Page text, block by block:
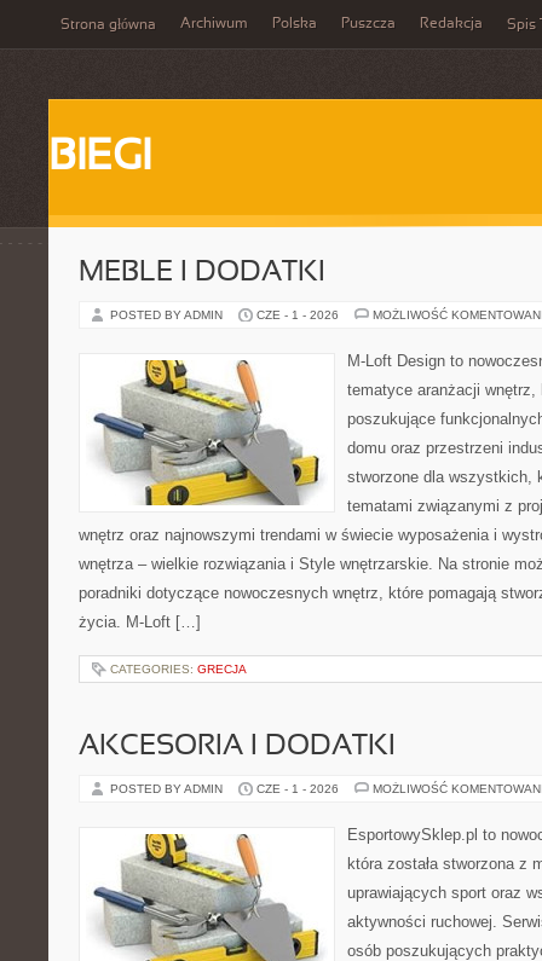
Strona główna Archiwum Polska Puszcza Redakcja Spis
BIEGI
MEBLE I DODATKI
POSTED BY ADMIN CZE - 1 - 2026 MOŻLIWOŚĆ
M-Loft Design to
tematyce aranżacji
poszukujące
domu oraz przestrzeni
stworzone dla wszystkich,
tematami związanymi z
wnętrz oraz najnowszymi trendami w świecie wyposażenia i
wnętrza – wielkie rozwiązania i Style wnętrzarskie. Na stronie
poradniki dotyczące nowoczesnych wnętrz, które pomagają
życia. M-Loft […]
CATEGORIES: GRECJA
AKCESORIA I DODATKI
POSTED BY ADMIN CZE - 1 - 2026 MOŻLIWOŚĆ
EsportowySklep.pl to
która została stworzona z
uprawiających sport oraz
aktywności ruchowej.
osób poszukujących